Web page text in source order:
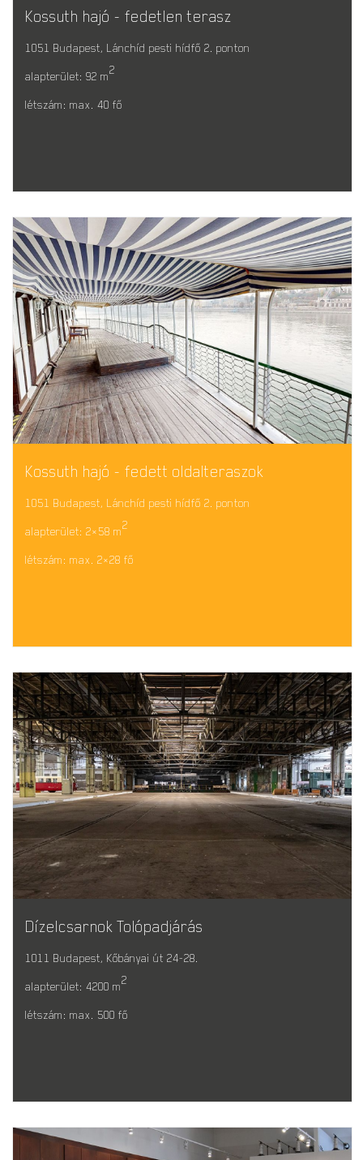
Kossuth hajó - fedetlen terasz
1051 Budapest, Lánchíd pesti hídfő 2. ponton
alapterület: 92 m2
létszám: max. 40 fő
Kossuth hajó - fedett oldalteraszok
1051 Budapest, Lánchíd pesti hídfő 2. ponton
alapterület: 2×58 m2
létszám: max. 2×28 fő
Dízelcsarnok Tolópadjárás
1011 Budapest, Kőbányai út 24-28.
alapterület: 4200 m2
létszám: max. 500 fő